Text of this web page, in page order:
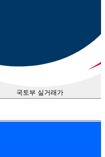
국토부 실거래가